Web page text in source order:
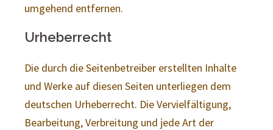
umgehend entfernen.
Urheberrecht
Die durch die Seitenbetreiber erstellten Inhalte
und Werke auf diesen Seiten unterliegen dem
deutschen Urheberrecht. Die Vervielfältigung,
Bearbeitung, Verbreitung und jede Art der